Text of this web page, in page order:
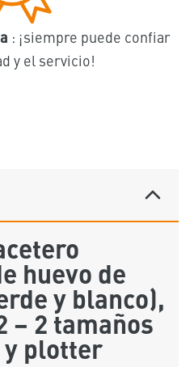
: ¡siempre puede confiar
y el servicio!
huevo de
y blanco),
– 2 tamaños
plotter